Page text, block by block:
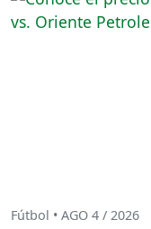
Fútbol • AGO 4 / 2026